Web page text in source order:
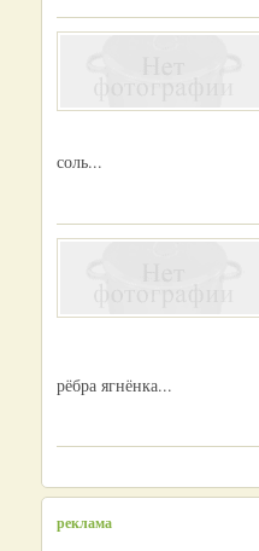
соль...
рёбра ягнёнка...
реклама